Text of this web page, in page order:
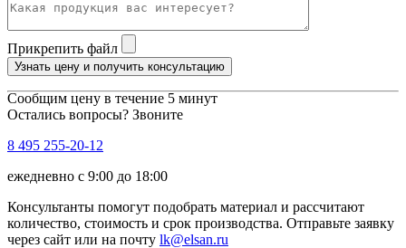
Прикрепить файл
Узнать цену и получить консультацию
Сообщим цену в течение 5 минут
Остались вопросы? Звоните
8 495 255-20-12
ежедневно с 9:00 до 18:00
Консультанты помогут подобрать материал и рассчитают
количество, стоимость и срок производства. Отправьте заявку
через сайт или на почту lk@elsan.ru